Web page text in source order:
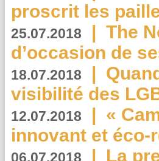
proscrit les
25.07.2018 | The
d’occasion de
18.07.2018 |
visibilité des
12.07.2018 | «
innovant et éco-
06.07.2018 | La